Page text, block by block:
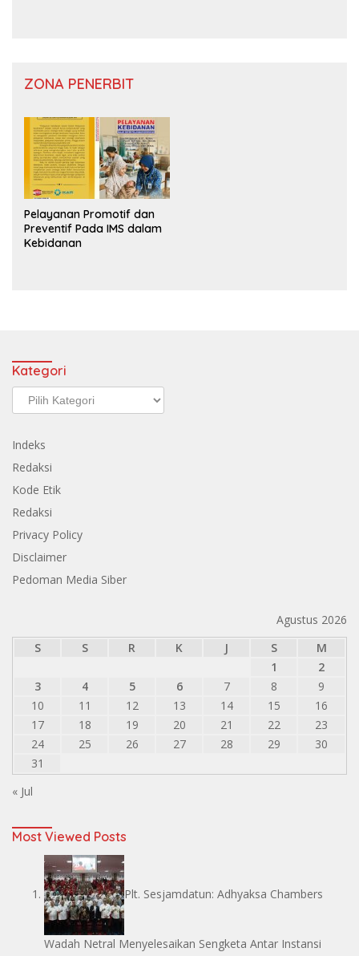
ZONA PENERBIT
Pelayanan Promotif dan
Preventif Pada IMS dalam
Kebidanan
Kategori
Kategori
Indeks
Redaksi
Kode Etik
Redaksi
Privacy Policy
Disclaimer
Pedoman Media Siber
Agustus 2026
S
S R K J S
M
1
2
3
4 5 6 7 8
9
10
11 12 13 14 15
16
17
18 19 20 21 22
23
24
25 26 27 28 29
30
31
« Jul
Most Viewed Posts
Plt. Sesjamdatun: Adhyaksa Chambers
Wadah Netral Menyelesaikan Sengketa Antar Instansi